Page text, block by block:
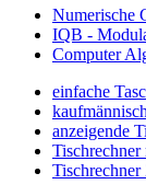
Numerische
IQB -
Computer
einfache
anzeigende
Tischrechner